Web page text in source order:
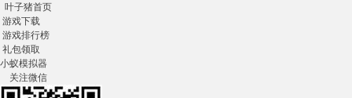
叶子猪首页
游戏下载
游戏排行榜
礼包领取
小蚁模拟器
关注微信